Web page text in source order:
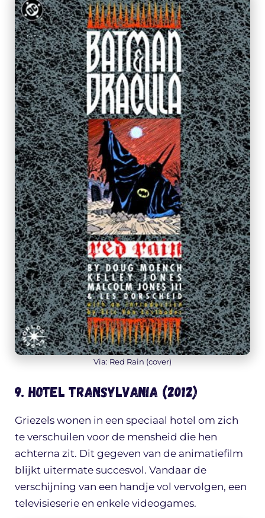
Via: Red Rain (cover)
9. Hotel Transylvania (2012)
Griezels wonen in een speciaal hotel om zich
te verschuilen voor de mensheid die hen
achterna zit. Dit gegeven van de animatiefilm
blijkt uitermate succesvol. Vandaar de
verschijning van een handje vol vervolgen, een
televisieserie en enkele videogames.